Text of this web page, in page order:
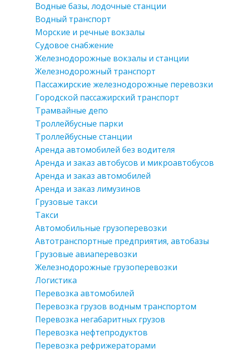
Водные базы, лодочные станции
Водный транспорт
Морские и речные вокзалы
Судовое снабжение
Железнодорожные вокзалы и станции
Железнодорожный транспорт
Пассажирские железнодорожные перевозки
Городской пассажирский транспорт
Трамвайные депо
Троллейбусные парки
Троллейбусные станции
Аренда автомобилей без водителя
Аренда и заказ автобусов и микроавтобусов
Аренда и заказ автомобилей
Аренда и заказ лимузинов
Грузовые такси
Такси
Автомобильные грузоперевозки
Автотранспортные предприятия, автобазы
Грузовые авиаперевозки
Железнодорожные грузоперевозки
Логистика
Перевозка автомобилей
Перевозка грузов водным транспортом
Перевозка негабаритных грузов
Перевозка нефтепродуктов
Перевозка рефрижераторами